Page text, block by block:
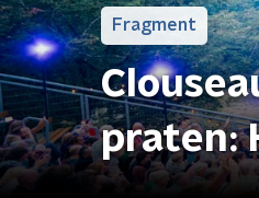
Fragment
praten: